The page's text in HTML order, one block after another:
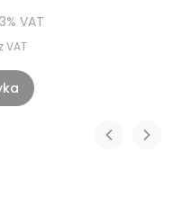
VAT
VAT